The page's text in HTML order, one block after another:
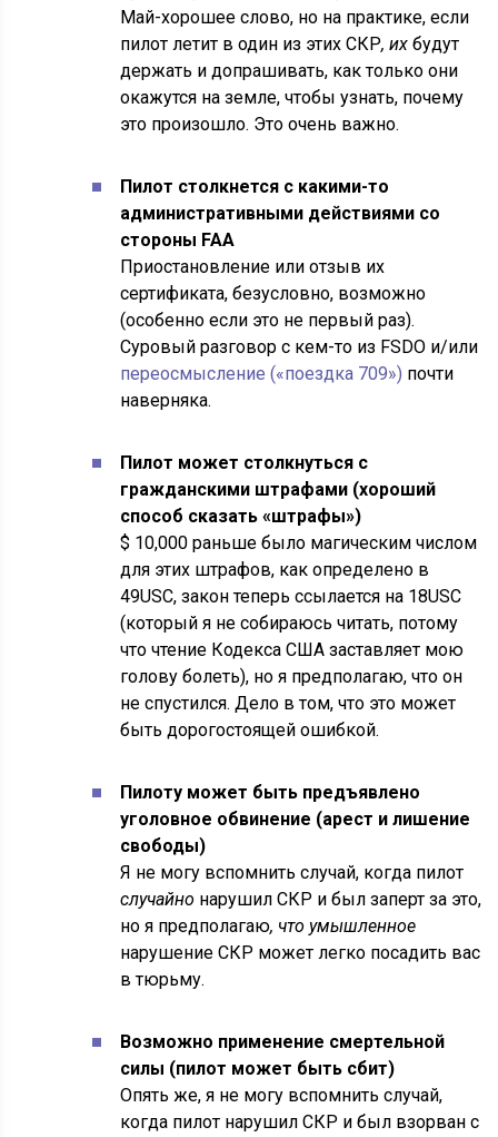
Май-хорошее слово, но на практике, если
пилот летит в один из этих СКР, ихбудут
держать и допрашивать, как только они
окажутся на земле, чтобы узнать, почему
это произошло. Это очень важно.
Пилот столкнется с какими-то
административными действиями со
стороны FAA
Приостановление или отзыв их
сертификата, безусловно, возможно
(особенно если это не первый раз).
Суровый разговор с кем-то из FSDO и/или
переосмысление («поездка 709») почти
наверняка.
Пилот может столкнуться с
гражданскими штрафами (хороший
способ сказать «штрафы»)
$ 10,000 раньше было магическим числом
для этих штрафов, как определено в
49USC, закон теперь ссылается на 18USC
(который я не собираюсь читать, потому
что чтение Кодекса США заставляет мою
голову болеть), но я предполагаю, что он
не спустился. Дело в том, что это может
быть дорогостоящей ошибкой.
Пилоту может быть предъявлено
уголовное обвинение (арест и лишение
свободы)
Я не могу вспомнить случай, когда пилот
случайно нарушил СКР и был заперт за это,
но я предполагаю, что умышленное
нарушение СКР может легко посадить вас
в тюрьму.
Возможно применение смертельной
силы (пилот может быть сбит)
Опять же, я не могу вспомнить случай,
когда пилот нарушил СКР и был взорван с